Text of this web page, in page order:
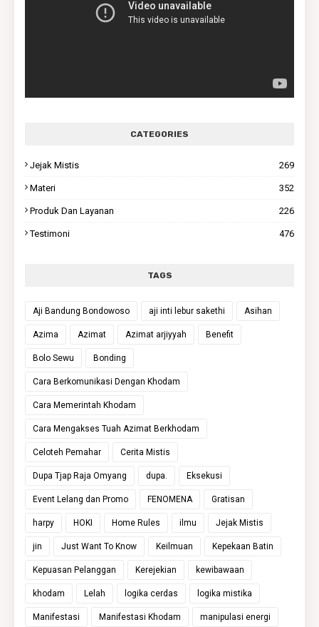
CATEGORIES
Jejak Mistis 269
Materi 352
Produk Dan Layanan 226
Testimoni 476
TAGS
Aji Bandung Bondowoso aji inti lebur sakethi Asihan
Azima Azimat Azimat arjiyyah Benefit
Bolo Sewu Bonding
Cara Berkomunikasi Dengan Khodam
Cara Memerintah Khodam
Cara Mengakses Tuah Azimat Berkhodam
Celoteh Pemahar Cerita Mistis
Dupa Tjap Raja Omyang dupa. Eksekusi
Event Lelang dan Promo FENOMENA Gratisan
harpy HOKI Home Rules ilmu Jejak Mistis
jin Just Want To Know Keilmuan Kepekaan Batin
Kepuasan Pelanggan Kerejekian kewibawaan
khodam Lelah logika cerdas logika mistika
Manifestasi Manifestasi Khodam manipulasi energi